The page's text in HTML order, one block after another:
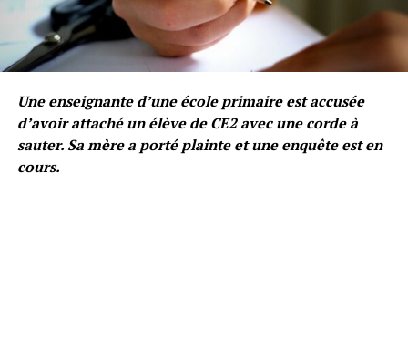
Une enseignante d’une école primaire est accusée
d’avoir attaché un élève de CE2 avec une corde à
sauter. Sa mère a porté plainte et une enquête est en
cours.